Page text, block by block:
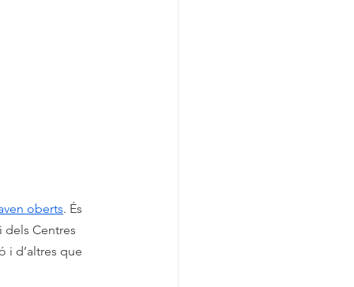
oberts. És
dels Centres
i d’altres que